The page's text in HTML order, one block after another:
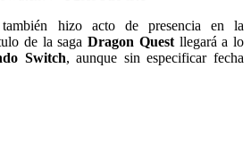
también hizo acto de presencia en la
de la sagaDragon Questllegará a lo
Switch, aunque sin especificar fecha